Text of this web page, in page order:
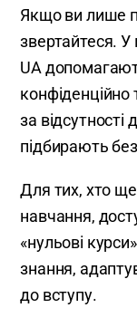
Якщо ви лише
звертайтеся. У
UA
конфіденційно
за
підбирають
Для тих, хто
навчання,
«нульові
знання,
до вступу.